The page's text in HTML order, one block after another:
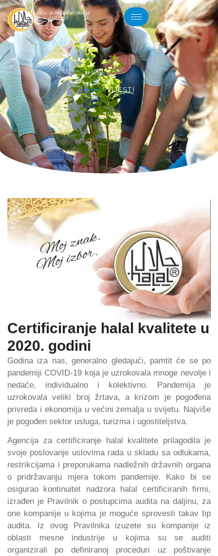
VIJESTI
Certificiranje halal kvalitete u
2020. godini
Godina iza nas, generalno gledajući, pamtit će se po
pandemiji COVID-19 koja je uzrokovala mnoge nevolje i
nedaće, individualno i kolektivno. Pandemija je
uzrokovala veliki broj žrtava, a krizom je pogođena
privreda i ekonomija u većini zemalja u svijetu. Najviše
je pogođen sektor usluga, turizma i ugostiteljstva.
Agencija za certificiranje halal kvalitete prilagodila je
svoje poslovanje uslovima rada u skladu sa odlukama,
restrikcijama i preporukama nadležnih državnih organa
o pridržavanju mjera tokom pandemije. Kako bi se
osigurao kontinuitet nadzora halal certificiranih firmi,
izrađen je Pravilnik o postupcima audita na daljinu, za
one kompanije u kojima je moguće sprovesti takav tip
audita. Iz ovog Pravilnika izuzete su kompanije iz
oblasti mesne industrije u kojima su se auditi
organizirali po definiranoj proceduri uz poštivanje